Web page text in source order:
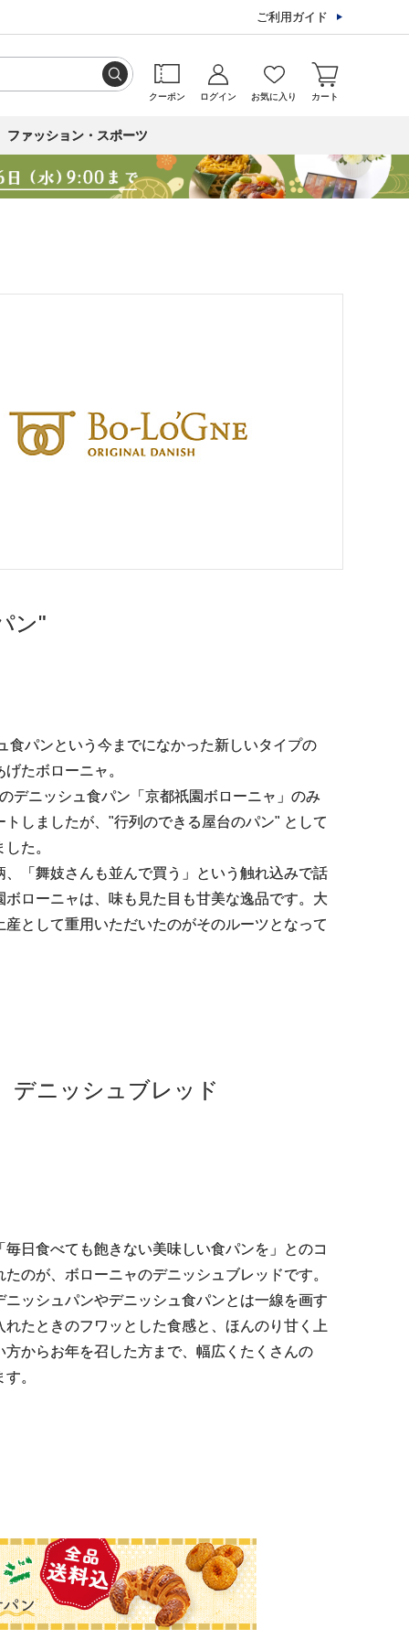
ご利用ガイド
クーポン ログイン お気に入り カート
ファッション・スポーツ
ン"
食パンという今までになかった新しいタイプの
たボローニャ。
デニッシュ食パン「京都祇園ボローニャ」のみ
トしましたが、"行列のできる屋台のパン" として
た。
、「舞妓さんも並んで買う」という触れ込みで話
ボローニャは、味も見た目も甘美な逸品です。大
産として重用いただいたのがそのルーツとなって
デニッシュブレッド
日食べても飽きない美味しい食パンを」とのコ
のが、ボローニャのデニッシュブレッドです。
ニッシュパンやデニッシュ食パンとは一線を画す
れたときのフワッとした食感と、ほんのり甘く上
方からお年を召した方まで、幅広くたくさんの
。